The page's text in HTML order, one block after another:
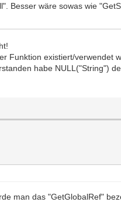
Besser wäre sowas wie
Funktion existiert/verwendet
habe NULL("String")
man das "GetGlobalRef"